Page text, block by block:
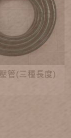
管(三種長度)